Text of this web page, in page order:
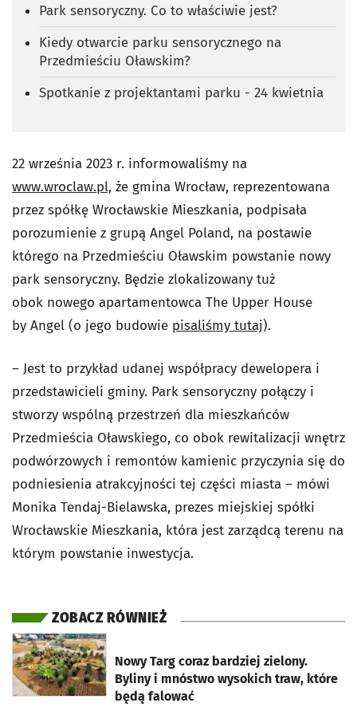
Park sensoryczny. Co to właściwie jest?
Kiedy otwarcie parku sensorycznego na
Przedmieściu Oławskim?
Spotkanie z projektantami parku - 24 kwietnia
22 września 2023 r. informowaliśmy na
www.wroclaw.pl, że gmina Wrocław, reprezentowana
przez spółkę Wrocławskie Mieszkania, podpisała
porozumienie z grupą Angel Poland, na postawie
którego na Przedmieściu Oławskim powstanie nowy
park sensoryczny. Będzie zlokalizowany tuż
obok nowego apartamentowca The Upper House
by Angel (o jego budowie pisaliśmy tutaj).
– Jest to przykład udanej współpracy dewelopera i
przedstawicieli gminy. Park sensoryczny połączy i
stworzy wspólną przestrzeń dla mieszkańców
Przedmieścia Oławskiego, co obok rewitalizacji wnętrz
podwórzowych i remontów kamienic przyczynia się do
podniesienia atrakcyjności tej części miasta – mówi
Monika Tendaj-Bielawska, prezes miejskiej spółki
Wrocławskie Mieszkania, która jest zarządcą terenu na
którym powstanie inwestycja.
ZOBACZ RÓWNIEŻ
Nowy Targ coraz bardziej zielony.
Byliny i mnóstwo wysokich traw, które
będą falować
otworzy się w nowej karcie